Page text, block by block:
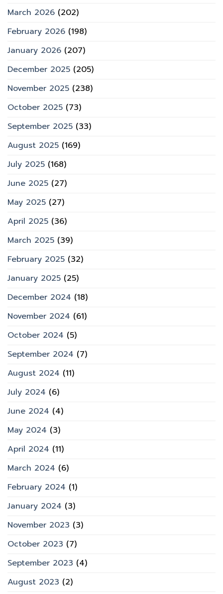
March 2026 (202)
February 2026 (198)
January 2026 (207)
December 2025 (205)
November 2025 (238)
October 2025 (73)
September 2025 (33)
August 2025 (169)
July 2025 (168)
June 2025 (27)
May 2025 (27)
April 2025 (36)
March 2025 (39)
February 2025 (32)
January 2025 (25)
December 2024 (18)
November 2024 (61)
October 2024 (5)
September 2024 (7)
August 2024 (11)
July 2024 (6)
June 2024 (4)
May 2024 (3)
April 2024 (11)
March 2024 (6)
February 2024 (1)
January 2024 (3)
November 2023 (3)
October 2023 (7)
September 2023 (4)
August 2023 (2)